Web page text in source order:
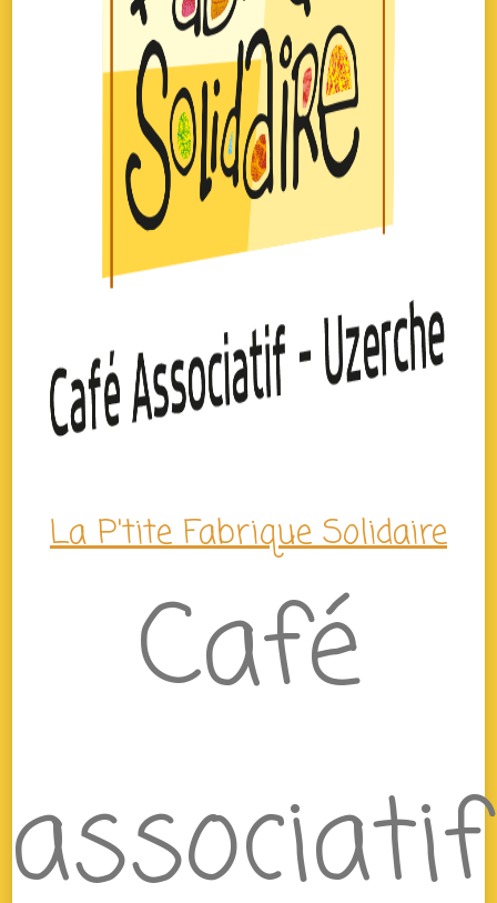
La P'tite Fabrique Solidaire
Café
associatif